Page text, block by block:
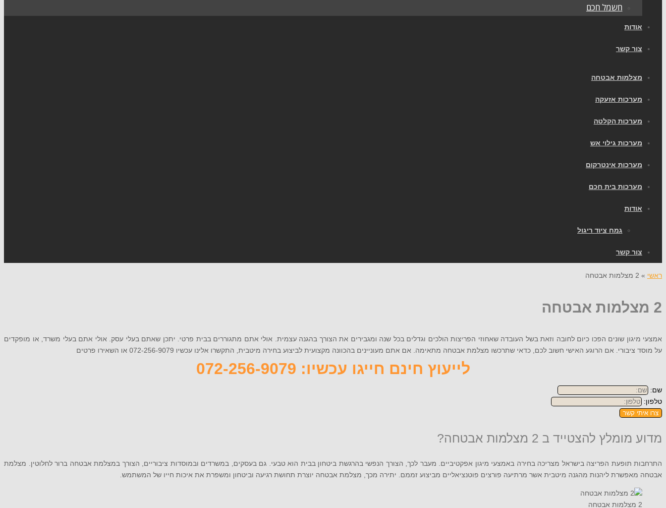
חשמל חכם
אודות
צור קשר
מצלמות אבטחה
מערכות אזעקה
מערכות הקלטה
מערכות גילוי אש
מערכות אינטרקום
מערכות בית חכם
אודות
גמח ציוד ריגול
צור קשר
ראשי » 2 מצלמות אבטחה
2 מצלמות אבטחה
אמצעי מיגון שונים הפכו כיום לחובה וזאת בשל העובדה שאחוזי הפריצות הולכים וגדלים בכל שנה ומגבירים את הצורך בהגנה עצמית. אולי אתם מתגוררים בבית פרטי. יתכן שאתם בעלי עסק. אולי אתם בעלי משרד, או מופקדים
על מוסד ציבורי. אם הרוגע האישי חשוב לכם, כדאי שתרכשו מצלמת אבטחה מתאימה. אם אתם מעוניינים בהכוונה מקצועית לביצוע בחירה מיטבית, התקשרו אלינו עכשיו 072-256-9079 או השאירו פרטים
לייעוץ חינם חייגו עכשיו: 072-256-9079
שם:
טלפון:
צרו איתי קשר
מדוע מומלץ להצטייד ב 2 מצלמות אבטחה?
התרחבות תופעת הפריצה בישראל מצריכה בחירה באמצעי מיגון אפקטיביים. מעבר לכך, הצורך הנפשי בהרגשת ביטחון בבית הוא טבעי. גם בעסקים, במשרדים ובמוסדות ציבוריים, הצורך במצלמת אבטחה ברור לחלוטין. מצלמת
אבטחה מאפשרת ליהנות מהגנה מיטבית אשר מרתיעה פורצים פוטנציאליים מביצוע זממם. יתירה מכך, מצלמת אבטחה יוצרת תחושת רגיעה וביטחון ומשפרת את איכות חייו של המשתמש.
2 מצלמות אבטחה